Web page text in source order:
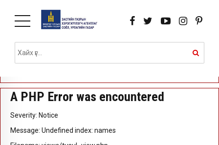
A PHP Error was encountered
Severity: Notice
Message: Undefined index: id
Filename: views/tusul_view.php
A PHP Error was encountered
Severity: Notice
Message: Undefined index: names